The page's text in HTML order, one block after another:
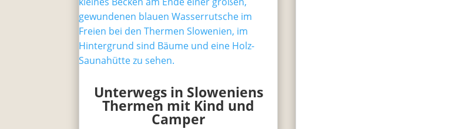
Unterwegs in Sloweniens
Thermen mit Kind und
Camper